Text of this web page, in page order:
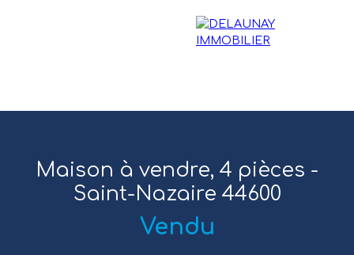
Maison à vendre, 4 pièces -
Saint-Nazaire 44600
Vendu